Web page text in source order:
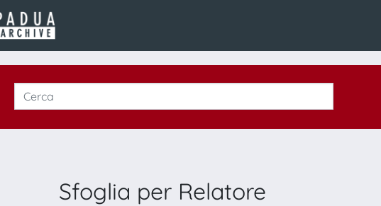
Sfoglia per Relatore